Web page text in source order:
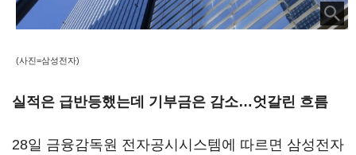
(사진=삼성전자)
실적은 급반등했는데 기부금은 감소…엇갈린 흐름
28일 금융감독원 전자공시시스템에 따르면 삼성전자